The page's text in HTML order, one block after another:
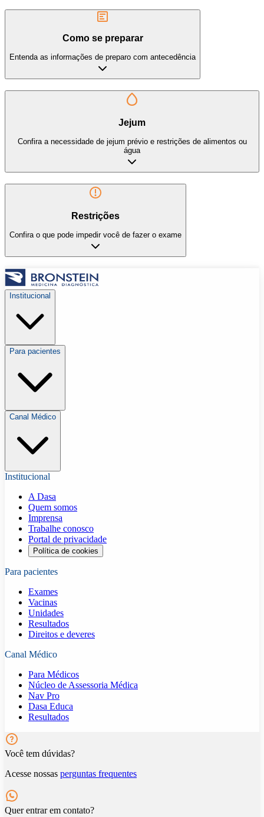
Como se preparar
Entenda as informações de preparo com antecedência
Jejum
Confira a necessidade de jejum prévio e restrições de alimentos ou
água
Restrições
Confira o que pode impedir você de fazer o exame
Institucional
Para pacientes
Canal Médico
Institucional
A Dasa
Quem somos
Imprensa
Trabalhe conosco
Portal de privacidade
Política de cookies
Para pacientes
Exames
Vacinas
Unidades
Resultados
Direitos e deveres
Canal Médico
Para Médicos
Núcleo de Assessoria Médica
Nav Pro
Dasa Educa
Resultados
Você tem dúvidas?
Acesse nossas perguntas frequentes
Quer entrar em contato?